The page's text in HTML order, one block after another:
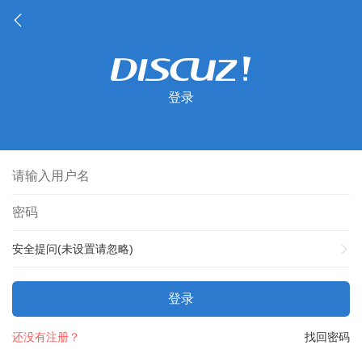
登录
安全提问(未设置请忽略)
登录
找回密码
还没有注册？